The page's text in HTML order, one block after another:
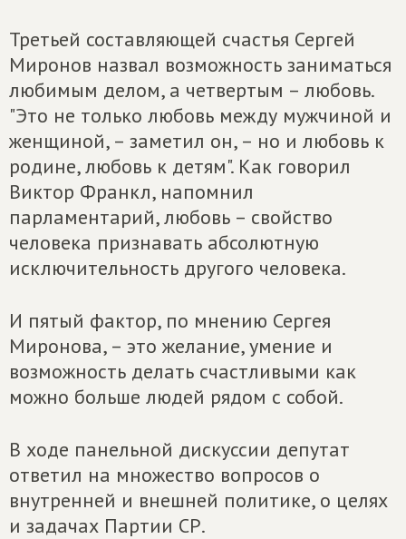
Третьей составляющей счастья Сергей
Миронов назвал возможность заниматься
любимым делом, а четвертым – любовь.
"Это не только любовь между мужчиной и
женщиной, – заметил он, – но и любовь к
родине, любовь к детям". Как говорил
Виктор Франкл, напомнил
парламентарий, любовь – свойство
человека признавать абсолютную
исключительность другого человека.
И пятый фактор, по мнению Сергея
Миронова, – это желание, умение и
возможность делать счастливыми как
можно больше людей рядом с собой.
В ходе панельной дискуссии депутат
ответил на множество вопросов о
внутренней и внешней политике, о целях
и задачах Партии СР.